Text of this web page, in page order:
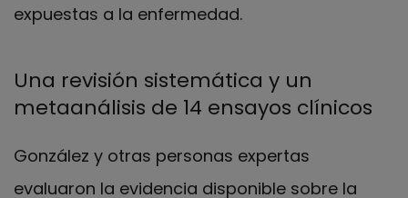
expuestas a la enfermedad.
Una revisión sistemática y un
metaanálisis de 14 ensayos clínicos
González y otras personas expertas
evaluaron la evidencia disponible sobre la